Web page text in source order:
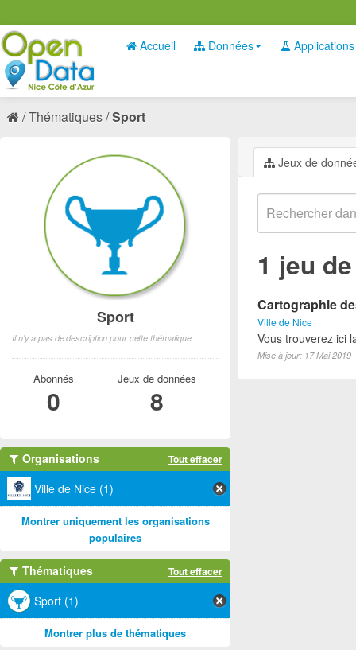
Accueil Données Applications
Thématiques Sport
Jeux de
1 jeu
Cartographie
Ville de Nice
Vous trouverez ici
Mise à jour: 17 Mai 2019
Sport
Il n'y a pas de description pour cette thématique
Abonnés
0
Jeux de données
8
Organisations Tout effacer
Ville de Nice (1)
Montrer uniquement les organisations
populaires
Thématiques Tout effacer
Sport (1)
Montrer plus de thématiques